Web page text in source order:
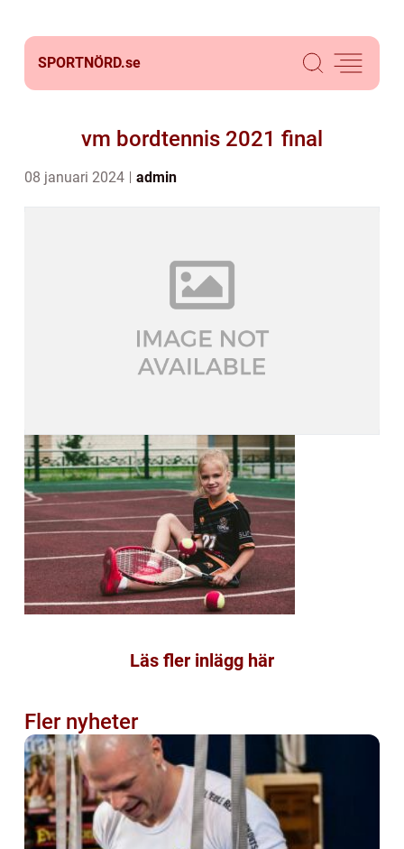
SPORTNÖRD.se
vm bordtennis 2021 final
08 januari 2024 admin
Läs fler inlägg här
Fler nyheter